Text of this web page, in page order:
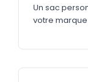
Un sac
votre